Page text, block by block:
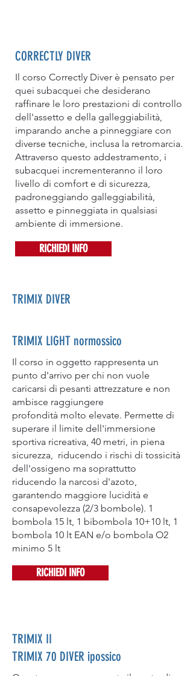
CORRECTLY DIVER
Il corso Correctly Diver è pensato per
quei subacquei che desiderano
raffinare le loro prestazioni di controllo
dell'assetto e della galleggiabilità,
imparando anche a pinneggiare con
diverse tecniche, inclusa la retromarcia.
Attraverso questo addestramento, i
subacquei incrementeranno il loro
livello di comfort e di sicurezza,
padroneggiando galleggiabilità,
assetto e pinneggiata in qualsiasi
ambiente di immersione.
RICHIEDI INFO
TRIMIX DIVER
TRIMIX LIGHT normossico
Il corso in oggetto rappresenta un
punto d'arrivo per chi non vuole
caricarsi di pesanti attrezzature e non
ambisce raggiungere
profondità molto elevate. Permette di
superare il limite dell'immersione
sportiva ricreativa, 40 metri, in piena
sicurezza, riducendo i rischi di tossicità
dell'ossigeno ma soprattutto
riducendo la narcosi d'azoto,
garantendo maggiore lucidità e
consapevolezza (2/3 bombole). 1
bombola 15 lt, 1 bibombola 10+10 lt, 1
bombola 10 lt EAN e/o bombola O2
minimo 5 lt
RICHIEDI INFO
TRIMIX II
TRIMIX 70 DIVER ipossico